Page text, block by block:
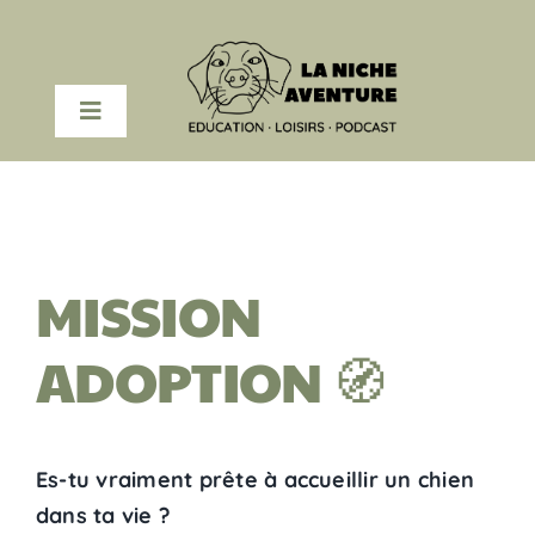
contenu
Toggle
Navigation
RESSOURCES
A PROPOS
MISSION
ADOPTION 🧭
Es-tu vraiment prête à accueillir un chien
dans ta vie ?